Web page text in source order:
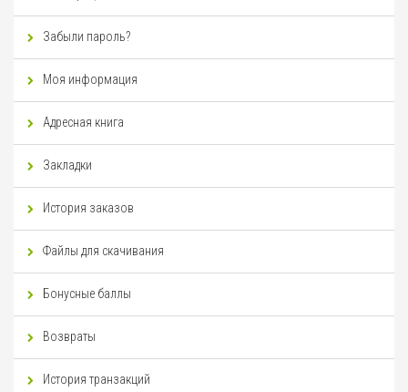
Забыли пароль?
Моя информация
Адресная книга
Закладки
История заказов
Файлы для скачивания
Бонусные баллы
Возвраты
История транзакций